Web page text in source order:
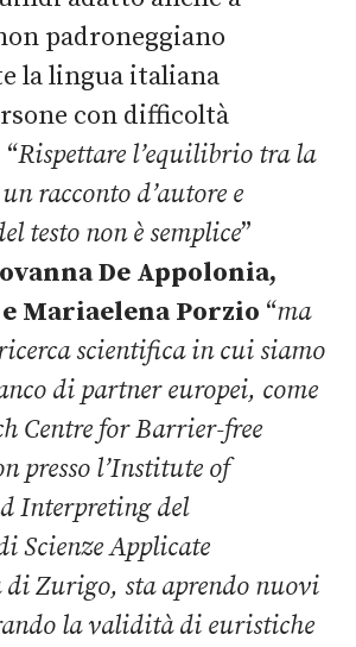
padroneggiano
la lingua italiana
con difficoltà
Rispettare l’equilibrio tra la
racconto d’autore e
testo non è semplice”
De Appolonia,
Mariaelena Porzio “ma
scientifica in cui siamo
di partner europei, come
Centre for Barrier-free
presso l’Institute of
Interpreting del
Scienze Applicate
di Zurigo, sta aprendo nuovi
la validità di euristiche